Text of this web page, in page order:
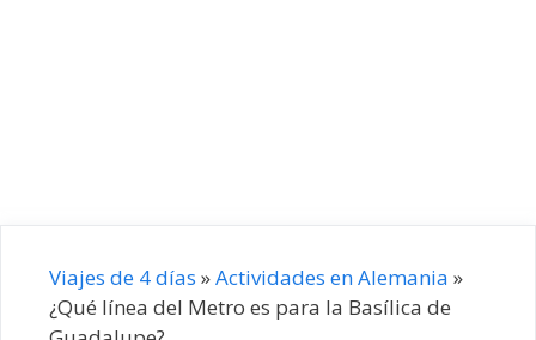
Viajes de 4 días »Actividades en Alemania »
¿Qué línea del Metro es para la Basílica de